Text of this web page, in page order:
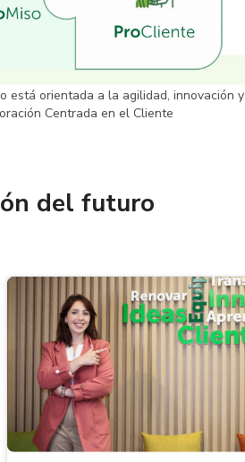
está orientada a la agilidad, innovación y
Centrada en el Cliente
del futuro